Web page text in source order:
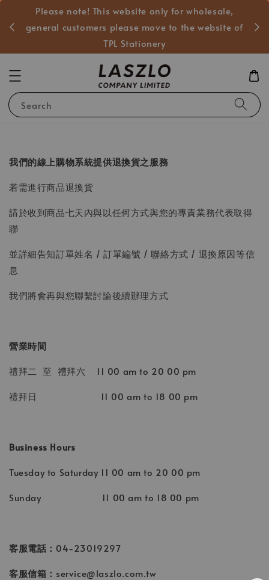
Please note! This website only for wholesale,
general customers please move to the website of
TPL Stationery
Search
我們的線上購物系統提供退換貨之服務
若需進行商品退換貨
請於收到商品七天內與以任何方式與您的專責業務代表取得
聯
並詳細告知訂單姓名 / 訂單編號 / 聯絡方式 / 退換原因等信
息
我們將會再與您聯繫討論後續辦理方式
營業時間
禮拜二 至 禮拜六 11 00 am to 20 00 pm
禮拜日 11 00 am to 18 00 pm
Business Hours
Tuesday to Saturday 11 00 am to 20 00 pm
Sunday 11 00 am to 18 00 pm
客服電話： 04-23019297
客服信箱： service@laszlo.com.tw